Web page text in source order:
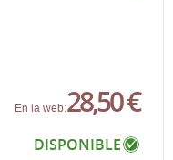
En la web:28,50 €
DISPONIBLE